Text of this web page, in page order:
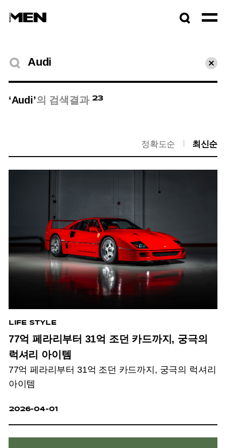
검색결과
초기
‘Audi’의 검색결과 23
정확도순 최신순
LIFE STYLE
77억 페라리부터 31억 조던 카드까지, 궁극의
럭셔리 아이템
77억 페라리부터 31억 조던 카드까지, 궁극의 럭셔리
아이템
2026-04-01